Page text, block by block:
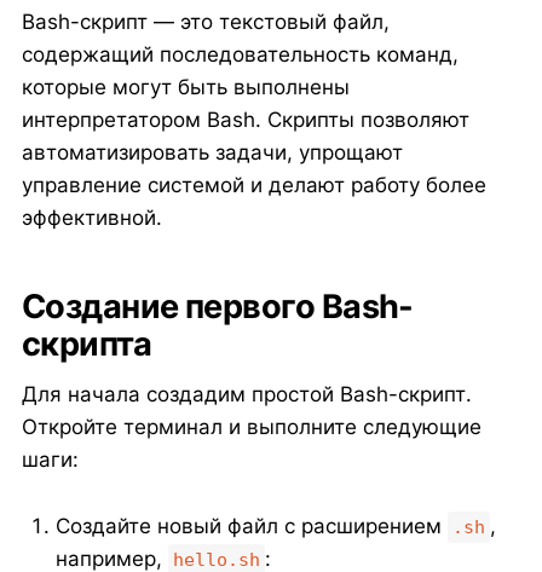
Bash-скрипт — это текстовый файл,
содержащий последовательность команд,
которые могут быть выполнены
интерпретатором Bash. Скрипты позволяют
автоматизировать задачи, упрощают
управление системой и делают работу более
эффективной.
Создание первого Bash-
скрипта
Для начала создадим простой Bash-скрипт.
Откройте терминал и выполните следующие
шаги:
Создайте новый файл с расширением .sh ,
например,
hello.sh :